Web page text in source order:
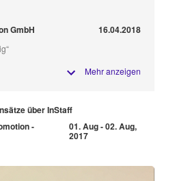
GmbH 16.04.2018
Mehr anzeigen
über InStaff
-
01. Aug - 02. Aug,
2017